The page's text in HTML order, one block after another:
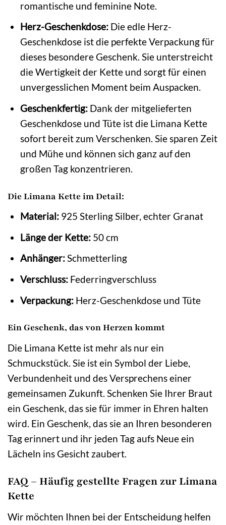
romantische und feminine Note.
Herz-Geschenkdose:Die edle Herz-
Geschenkdose ist die perfekte Verpackung für
dieses besondere Geschenk. Sie unterstreicht
die Wertigkeit der Kette und sorgt für einen
unvergesslichen Moment beim Auspacken.
Geschenkfertig:Dank der mitgelieferten
Geschenkdose und Tüte ist die Limana Kette
sofort bereit zum Verschenken. Sie sparen Zeit
und Mühe und können sich ganz auf den
großen Tag konzentrieren.
Die Limana Kette im Detail:
Material:925 Sterling Silber, echter Granat
Länge der Kette:50 cm
Anhänger:Schmetterling
Verschluss:Federringverschluss
Verpackung:Herz-Geschenkdose und Tüte
Ein Geschenk, das von Herzen kommt
Die Limana Kette ist mehr als nur ein
Schmuckstück. Sie ist ein Symbol der Liebe,
Verbundenheit und des Versprechens einer
gemeinsamen Zukunft. Schenken Sie Ihrer Braut
ein Geschenk, das sie für immer in Ehren halten
wird. Ein Geschenk, das sie an Ihren besonderen
Tag erinnert und ihr jeden Tag aufs Neue ein
Lächeln ins Gesicht zaubert.
FAQ – Häufig gestellte Fragen zur Limana
Kette
Wir möchten Ihnen bei der Entscheidung helfen